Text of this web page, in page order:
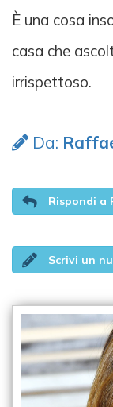
È una cosa
casa che
irrispettoso.
Da:
Rispondi a
Scrivi un